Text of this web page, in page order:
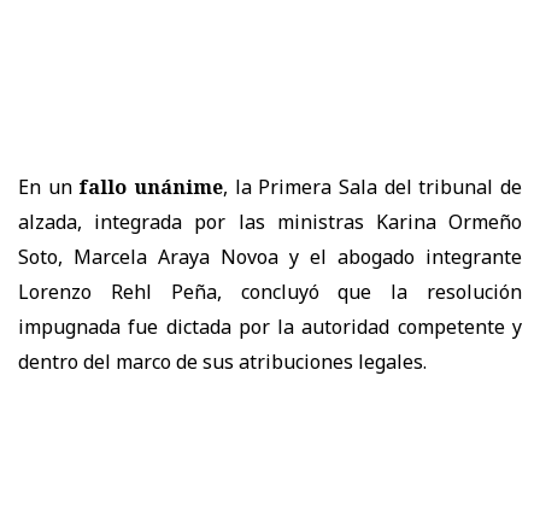
En un fallo unánime, la Primera Sala del tribunal de
alzada, integrada por las ministras Karina Ormeño
Soto, Marcela Araya Novoa y el abogado integrante
Lorenzo Rehl Peña, concluyó que la resolución
impugnadafue dictada por la autoridad competente y
dentro del marco de sus atribuciones legales.